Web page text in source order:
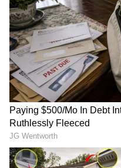
Image Credit :@Prakash Raj
ಆರ್ಯ ದ್ರಾವಿಡ
ಆರ್ಯರು ದ್ರಾವಿಡರು
ಪ್ರಚಾರ ಮಾಡಿ ಉತ್ತರ
ನಡುವೆ ಕಂದಕ ಸೃಷ್ಟಿಸಲು
ಧಾರ್ಮಿಕ ಭಾವನೆಗಳನ್ನು
ಮಾಡಿದ್ದಾರೆ. ಹೀಗಾಗಿ